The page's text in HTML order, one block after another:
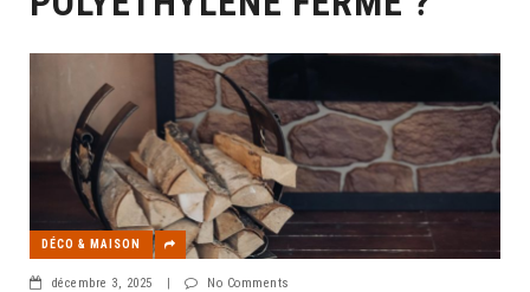
DÉCO & MAISON
décembre 3, 2025 | No Comments